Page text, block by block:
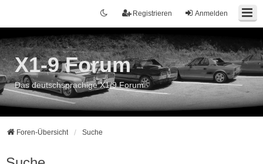
Anmelden
Registrieren
X1-9 Forum
Das deutschsprachige X1/9 Forum
Foren-Übersicht Suche